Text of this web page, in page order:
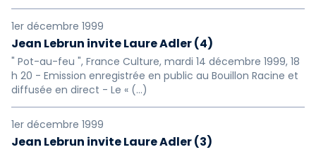
2002
1999 1997 1996
1er décembre 1999
Jean Lebrun invite Laure Adler (4)
" Pot-au-feu ", France Culture, mardi 14 décembre 1999, 18
h 20 - Emission enregistrée en public au Bouillon Racine et
diffusée en direct - Le « (…)
1er décembre 1999
Jean Lebrun invite Laure Adler (3)